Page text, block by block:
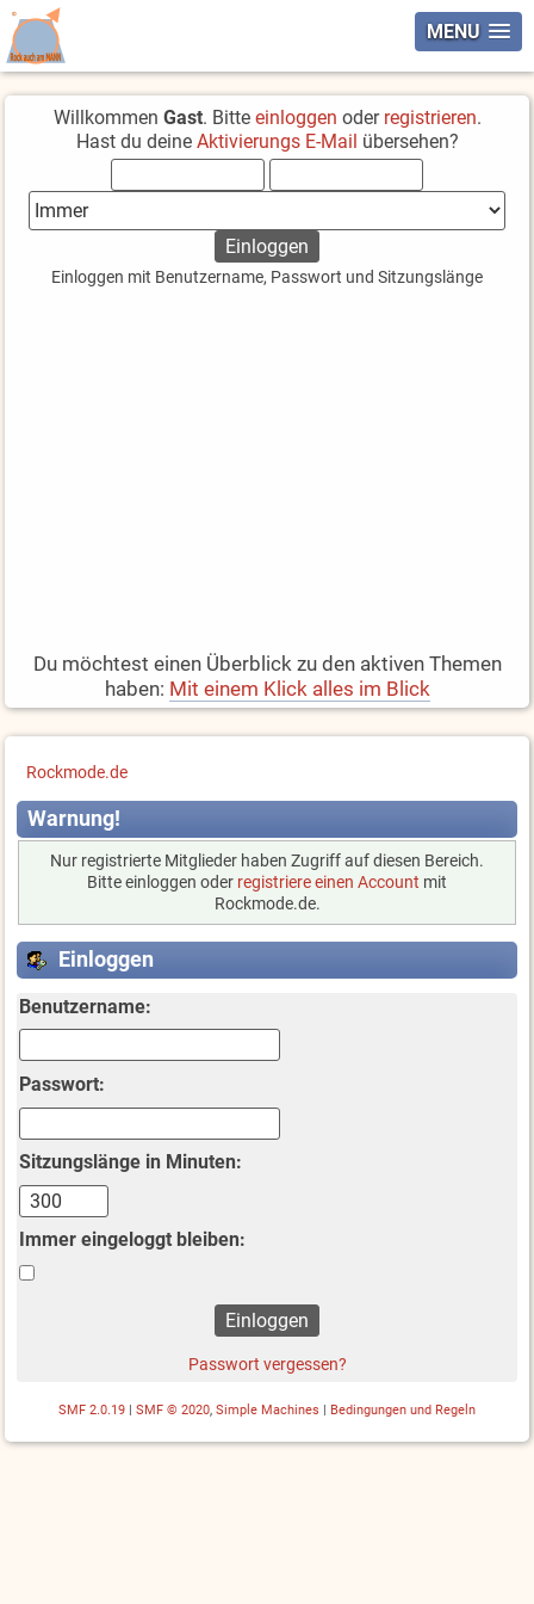
MENU
Willkommen Gast. Bitte einloggen oder registrieren.
Hast du deine Aktivierungs E-Mail übersehen?
Einloggen mit Benutzername, Passwort und Sitzungslänge
Du möchtest einen Überblick zu den aktiven Themen
haben: Mit einem Klick alles im Blick
Rockmode.de
Warnung!
Nur registrierte Mitglieder haben Zugriff auf diesen Bereich.
Bitte einloggen oder registriere einen Account mit
Rockmode.de.
Einloggen
Benutzername:
Passwort:
Sitzungslänge in Minuten:
Immer eingeloggt bleiben:
Passwort vergessen?
SMF 2.0.19 SMF © 2020, Simple Machines Bedingungen und Regeln